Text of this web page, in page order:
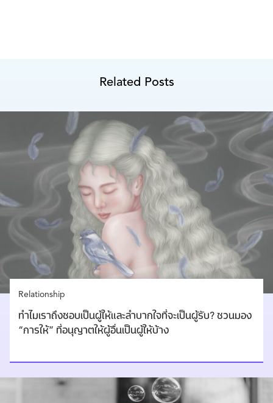
Related Posts
Relationship
ทำไมเราถึงชอบเป็นผู้ให้และลำบากใจที่จะเป็นผู้รับ? ชวนมอง
“การให้” ที่อนุญาตให้ผู้อื่นเป็นผู้ให้บ้าง